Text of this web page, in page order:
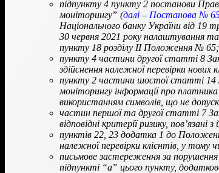
підпункту 4 пункту 2 постанови
моніторингуˮ (далі – Постанова №
Національного банку України від 19
30 червня 2021 року налаштування
пункту 18 розділу ІІ Положення № 65;
пункту 4 частини другої статті 8
здійснення належної перевірки нових
пункту 2 частини шостої статті 14
моніторингу інформації про платника
використанням символів, що не
частин першої та другої статті 7
відповідні критерії ризику,
пунктів 22, 23 додатка 1 до
належної перевірки клієнтів, у тому
письмове застереження за
підпункті “аˮ цього пункту,